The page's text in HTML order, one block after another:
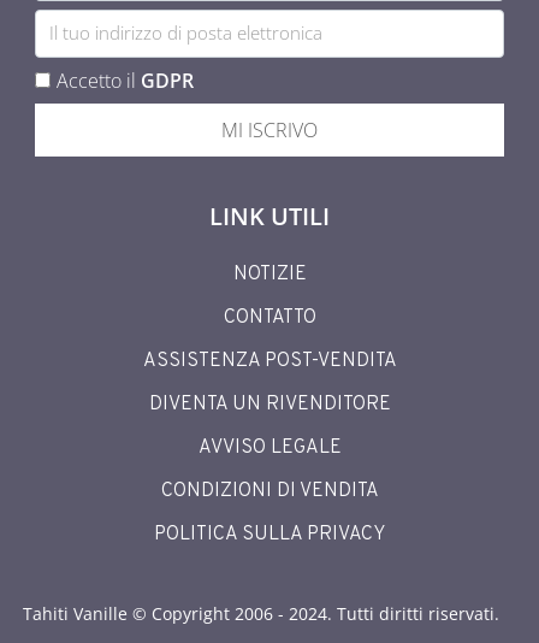
Accetto il GDPR
MI ISCRIVO
LINK UTILI
NOTIZIE
CONTATTO
ASSISTENZA POST-VENDITA
DIVENTA UN RIVENDITORE
AVVISO LEGALE
CONDIZIONI DI VENDITA
POLITICA SULLA PRIVACY
Tahiti Vanille © Copyright 2006 - 2024. Tutti diritti riservati.